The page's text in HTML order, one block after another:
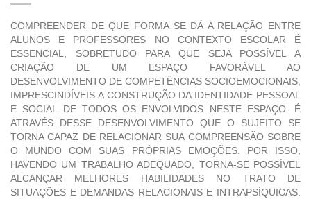
COMPREENDER DE QUE FORMA SE DÁ A RELAÇÃO ENTRE
ALUNOS E PROFESSORES NO CONTEXTO ESCOLAR É
ESSENCIAL, SOBRETUDO PARA QUE SEJA POSSÍVEL A
CRIAÇÃO DE UM ESPAÇO FAVORÁVEL AO
DESENVOLVIMENTO DE COMPETÊNCIAS SOCIOEMOCIONAIS,
IMPRESCINDÍVEIS A CONSTRUÇÃO DA IDENTIDADE PESSOAL
E SOCIAL DE TODOS OS ENVOLVIDOS NESTE ESPAÇO. É
ATRAVÉS DESSE DESENVOLVIMENTO QUE O SUJEITO SE
TORNA CAPAZ DE RELACIONAR SUA COMPREENSÃO SOBRE
O MUNDO COM SUAS PRÓPRIAS EMOÇÕES. POR ISSO,
HAVENDO UM TRABALHO ADEQUADO, TORNA-SE POSSÍVEL
ALCANÇAR MELHORES HABILIDADES NO TRATO DE
SITUAÇÕES E DEMANDAS RELACIONAIS E INTRAPSÍQUICAS.